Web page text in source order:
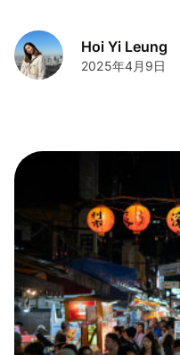
Hoi Yi Leung
2025年4月9日